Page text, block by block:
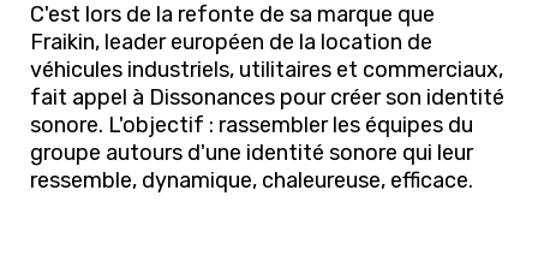
C'est lors de la refonte de sa marque que
Fraikin, leader européen de la location de
véhicules industriels, utilitaires et commerciaux,
fait appel à Dissonances pour créer son identité
sonore. L'objectif : rassembler les équipes du
groupe autours d'une identité sonore qui leur
ressemble, dynamique, chaleureuse, efficace.